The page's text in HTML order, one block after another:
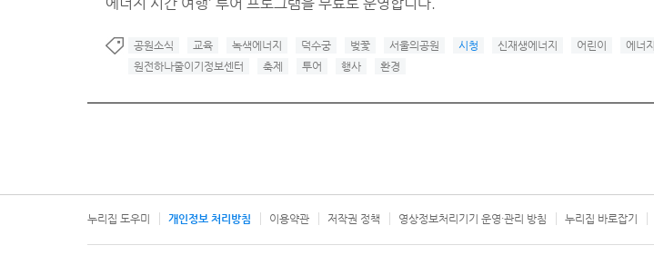
공원소식 교육 녹색에너지 덕수궁 벚꽃 서울의공원 시청 신재생에너지 어린이 에너지
원전하나줄이기정보센터
축제 투어 행사 환경
누리집 도우미 개인정보 처리방침 이용약관 저작권 정책 영상정보처리기기 운영·관리 방침 누리집 바로잡기